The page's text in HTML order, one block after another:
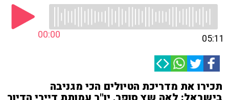
00:00 05:11
תכירו את מדריכת הטיולים הכי מגניבה